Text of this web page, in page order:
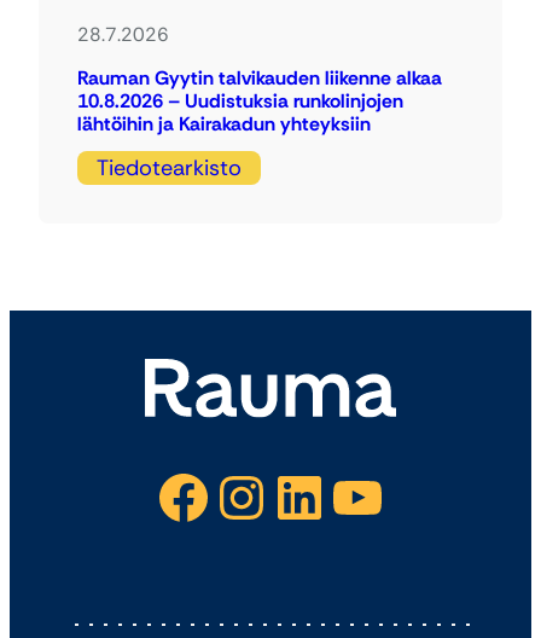
28.7.2026
Rauman Gyytin talvikauden liikenne alkaa
10.8.2026 – Uudistuksia runkolinjojen
lähtöihin ja Kairakadun yhteyksiin
Tiedotearkisto
Facebook Instagram LinkedIn YouTube